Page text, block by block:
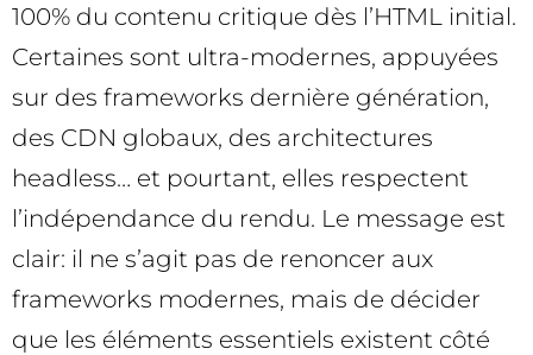
100% du contenu critique dès l’HTML initial.
Certaines sont ultra-modernes, appuyées
sur des frameworks dernière génération,
des CDN globaux, des architectures
headless… et pourtant, elles respectent
l’indépendance du rendu. Le message est
clair: il ne s’agit pas de renoncer aux
frameworks modernes, mais de décider
que les éléments essentiels existent côté